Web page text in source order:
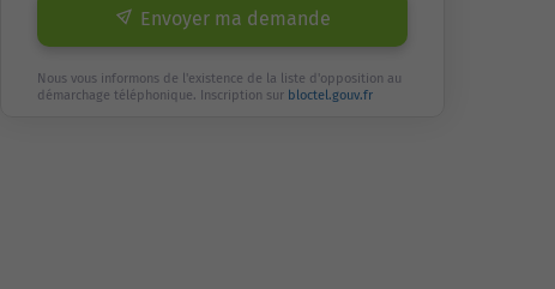
Envoyer ma demande
Nous vous informons de l'existence de la liste d'opposition au
démarchage téléphonique. Inscription sur bloctel.gouv.fr